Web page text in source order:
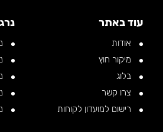
עוד באתר
אודות
מיקור חוץ
בלוג
צרו קשר
רישום למועדון לקוחות